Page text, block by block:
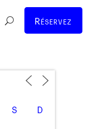
Réservez
S D